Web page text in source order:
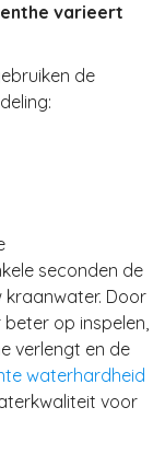
varieert
de
seconden de
kraanwater. Door
op inspelen,
verlengt en de
waterhardheid
voor